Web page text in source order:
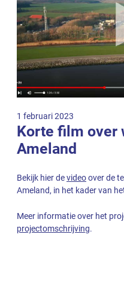
1 februari 2023
Korte film over
Ameland
Bekijk hier devideoover de
Ameland, in het kader van
Meer informatie over het
projectomschrijving.